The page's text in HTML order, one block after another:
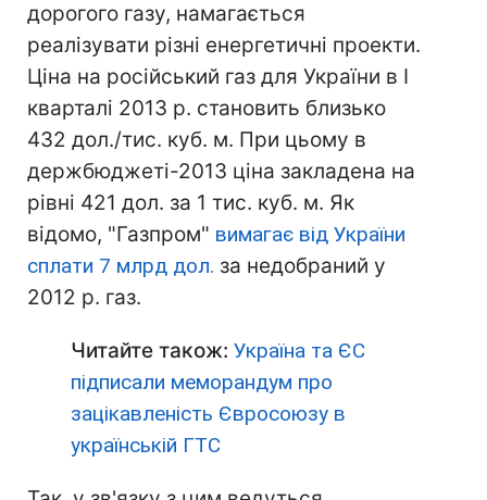
дорогого газу, намагається
реалізувати різні енергетичні проекти.
Ціна на російський газ для України в І
кварталі 2013 р. становить близько
432 дол./тис. куб. м. При цьому в
держбюджеті-2013 ціна закладена на
рівні 421 дол. за 1 тис. куб. м. Як
відомо, "Газпром" вимагає від України
сплати 7 млрд дол. за недобраний у
2012 р. газ.
Читайте також: Україна та ЄС
підписали меморандум про
зацікавленість Євросоюзу в
українській ГТС